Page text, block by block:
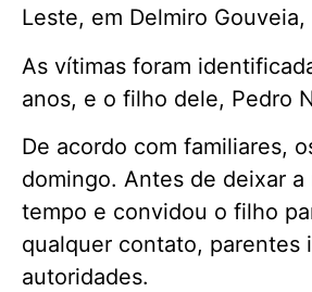
Leste, em Delmiro
As vítimas foram
anos, e o filho dele, Pedro
De acordo com familiares,
domingo. Antes de deixar
tempo e convidou o filho
qualquer contato, parentes
autoridades.